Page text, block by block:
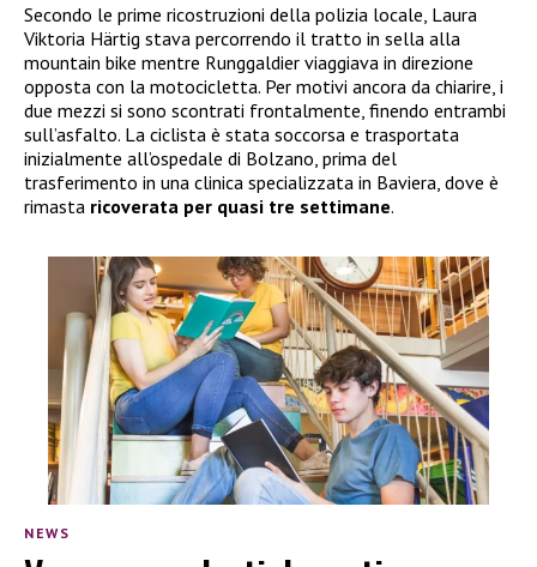
Secondo le prime ricostruzioni della polizia locale, Laura
Viktoria Härtig stava percorrendo il tratto in sella alla
mountain bike mentre Runggaldier viaggiava in direzione
opposta con la motocicletta. Per motivi ancora da chiarire, i
due mezzi si sono scontrati frontalmente, finendo entrambi
sull’asfalto. La ciclista è stata soccorsa e trasportata
inizialmente all’ospedale di Bolzano, prima del
trasferimento in una clinica specializzata in Baviera, dove è
rimasta ricoverata per quasi tre settimane.
NEWS